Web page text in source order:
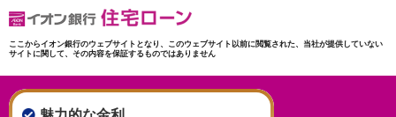
ここからイオン銀行のウェブサイトとなり、このウェブサイト以前に閲覧された、当社が提供していない
サイトに関して、その内容を保証するものではありません